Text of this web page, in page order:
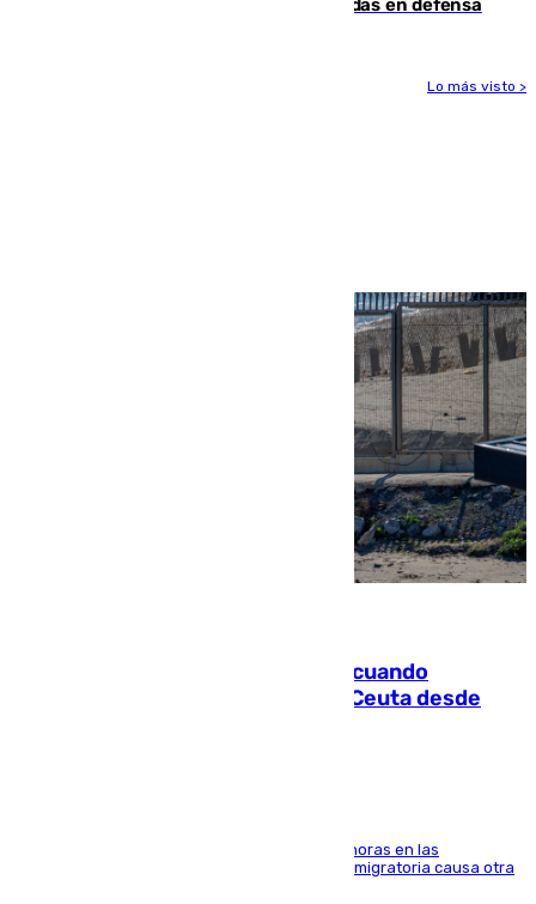
derrota de la pretemporada dejando dudas en defensa
Lo más visto >
Fallece un joven tras caer al mar cuando
intentaba entrar en parapente a Ceuta desde
El accidente se produjo alrededor de las 8.00 horas en las
inmediaciones del espigón de Benzú y la crisis migratoria causa otra